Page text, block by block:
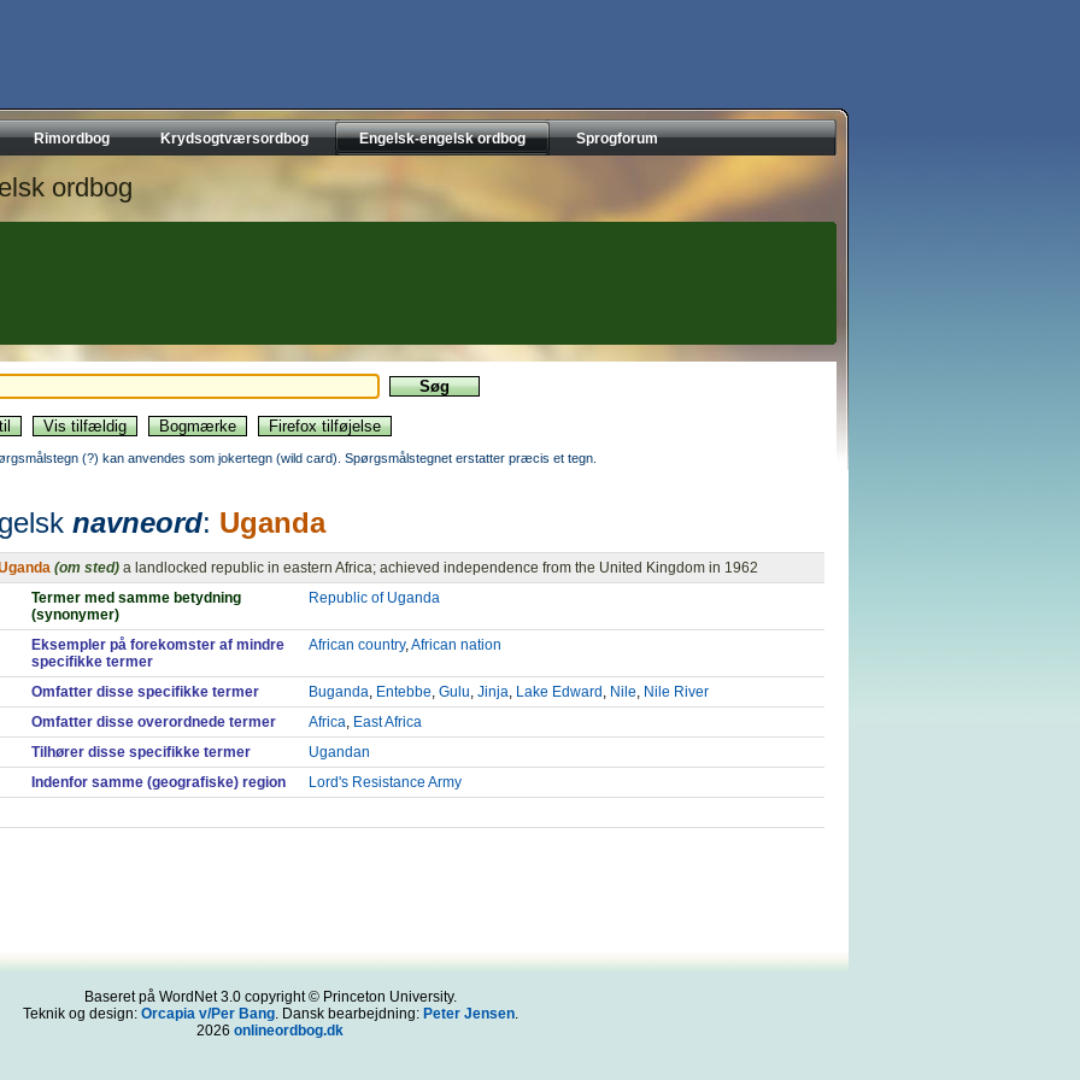
Rimordbog Krydsogtværsordbog Engelsk-engelsk ordbog Sprogforum
ordbog
(?) kan anvendes som jokertegn (wild card). Spørgsmålstegnet erstatter præcis et tegn.
navneord: Uganda
(om sted) a landlocked republic in eastern Africa; achieved independence from the United Kingdom in 1962
Termer med samme betydning
(synonymer)
Republic of Uganda
Eksempler på forekomster af mindre
specifikke termer
African country,African nation
Omfatter disse specifikke termer Buganda, Entebbe, Gulu, Jinja, Lake Edward , Nile, Nile River
Omfatter disse overordnede termer
Africa, East Africa
Tilhører disse specifikke termer
Ugandan
Indenfor samme (geografiske) region
Lord's Resistance Army
Baseret på WordNet 3.0 copyright © Princeton University.
Teknik og design: Orcapia v/Per Bang. Dansk bearbejdning: Peter Jensen.
2026 onlineordbog.dk